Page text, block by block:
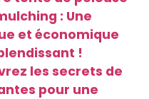
: Une
et économique
!
les secrets de
pour une